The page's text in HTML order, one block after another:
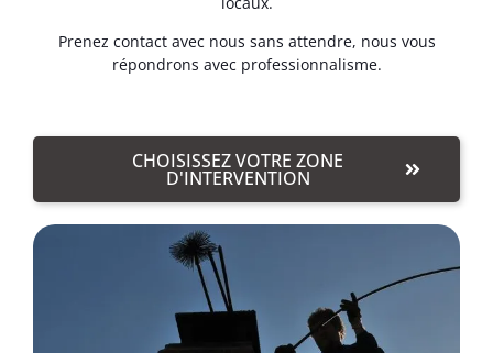
Prenez contact avec nous sans attendre, nous vous
répondrons avec professionnalisme.
CHOISISSEZ VOTRE ZONE
D'INTERVENTION